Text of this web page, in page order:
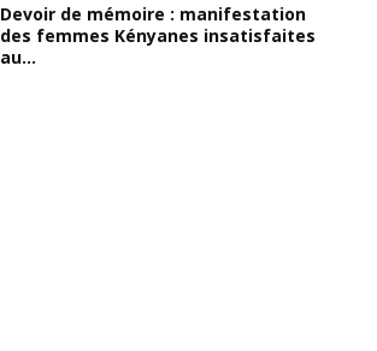
Devoir de mémoire : manifestation
des femmes Kényanes insatisfaites
au...